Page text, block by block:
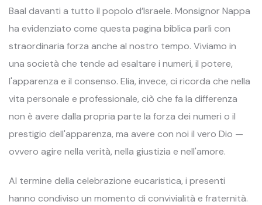
Baal davanti a tutto il popolo d’Israele. Monsignor Nappa
ha evidenziato come questa pagina biblica parli con
straordinaria forza anche al nostro tempo. Viviamo in
una società che tende ad esaltare i numeri, il potere,
l'apparenza e il consenso. Elia, invece, ci ricorda che nella
vita personale e professionale, ciò che fa la differenza
non è avere dalla propria parte la forza dei numeri o il
prestigio dell'apparenza, ma avere con noi il vero Dio —
ovvero agire nella verità, nella giustizia e nell'amore.
Al termine della celebrazione eucaristica, i presenti
hanno condiviso un momento di convivialità e fraternità.